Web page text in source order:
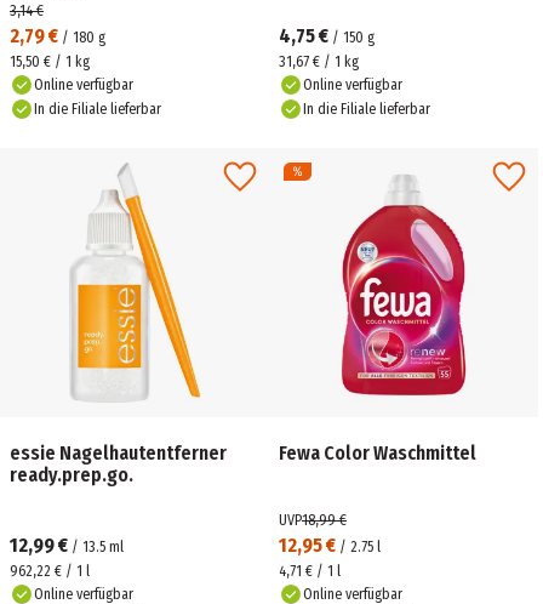
2,79 € / 180 g
3,14 €
15,50 € / 1 kg
Online verfügbar
In die Filiale lieferbar
4,75 € / 150 g
31,67 € / 1 kg
Online verfügbar
In die Filiale lieferbar
essie Nagelhautentferner
ready.prep.go.
12,99 € / 13.5 ml
962,22 € / 1 l
Online verfügbar
Fewa Color Waschmittel
12,95 € / 2.75 l
UVP18,99 €
4,71 € / 1 l
Online verfügbar